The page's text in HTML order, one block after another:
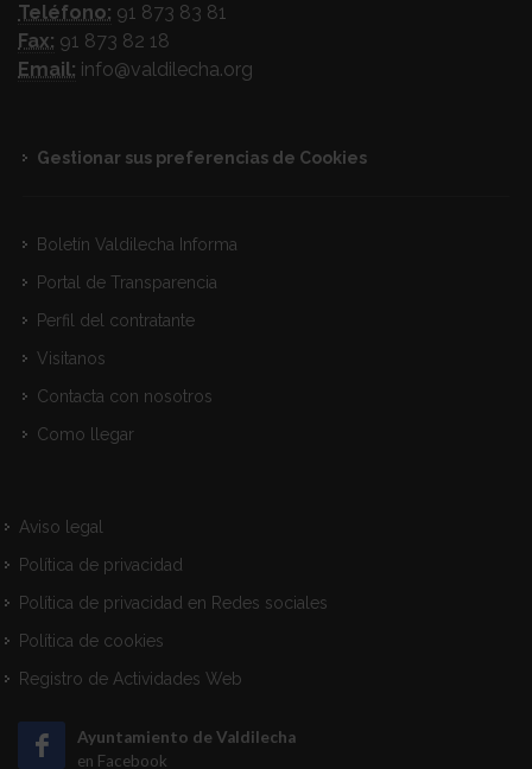
Teléfono: 91 873 83 81
Fax: 91 873 82 18
Email: info@valdilecha.org
Gestionar sus preferencias de Cookies
Boletín Valdilecha Informa
Portal de Transparencia
Perfil del contratante
Visitanos
Contacta con nosotros
Como llegar
Aviso legal
Política de privacidad
Política de privacidad en Redes sociales
Política de cookies
Registro de Actividades Web
Ayuntamiento de Valdilecha
en Facebook